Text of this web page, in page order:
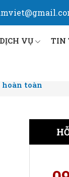
DỊCH VỤ TIN
hoàn toàn